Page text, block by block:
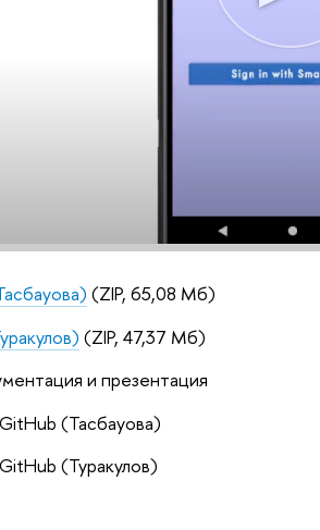
(ZIP, 65,08 Мб)
(ZIP, 47,37 Мб)
и презентация
(Тасбауова)
(Туракулов)